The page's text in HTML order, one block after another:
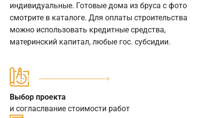
индивидуальные. Готовые дома из бруса с фото
смотрите в каталоге. Для оплаты строительства
можно использовать кредитные средства,
материнский капитал, любые гос. субсидии.
Выбор проекта
и согласлвание стоимости работ